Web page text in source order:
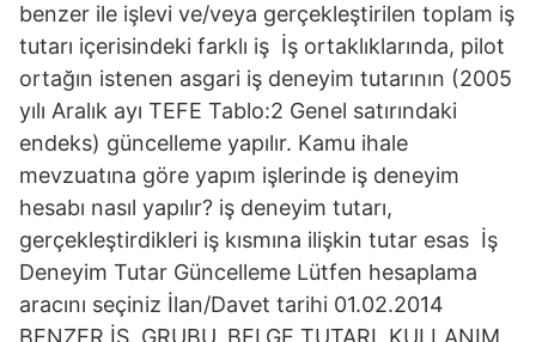
benzer ile işlevi ve/veya gerçekleştirilen toplam iş
tutarı içerisindeki farklı iş İş ortaklıklarında, pilot
ortağın istenen asgari iş deneyim tutarının (2005
yılı Aralık ayı TEFE Tablo:2 Genel satırındaki
endeks) güncelleme yapılır. Kamu ihale
mevzuatına göre yapım işlerinde iş deneyim
hesabı nasıl yapılır? iş deneyim tutarı,
gerçekleştirdikleri iş kısmına ilişkin tutar esas İş
Deneyim Tutar Güncelleme Lütfen hesaplama
aracını seçiniz İlan/Davet tarihi 01.02.2014
BENZER İŞ. GRUBU, BELGE TUTARI, KULLANIM